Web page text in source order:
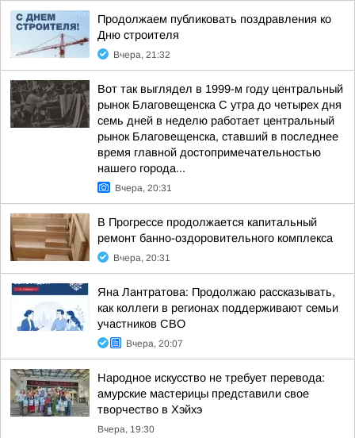
Продолжаем публиковать поздравления ко
Дню строителя
Вчера, 21:32
Вот так выглядел в 1999-м году центральный
рынок Благовещенска С утра до четырех дня
семь дней в неделю работает центральный
рынок Благовещенска, ставший в последнее
время главной достопримечательностью
нашего города...
Вчера, 20:31
В Прогрессе продолжается капитальный
ремонт банно-оздоровительного комплекса
Вчера, 20:31
Яна Лантратова: Продолжаю рассказывать,
как коллеги в регионах поддерживают семьи
участников СВО
Вчера, 20:07
Народное искусство не требует перевода:
амурские мастерицы представили свое
творчество в Хэйхэ
Вчера, 19:30